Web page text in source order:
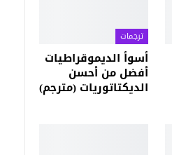
ترجمات
أسوأ الديموقراطيات
أفضل من أحسن
الديكتاتوريات (مترجم)